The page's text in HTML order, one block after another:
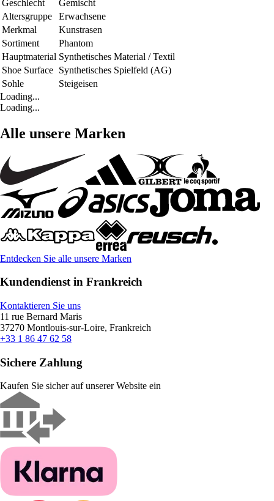
Geschlecht
Gemischt
Altersgruppe
Erwachsene
Merkmal
Kunstrasen
Sortiment
Phantom
Hauptmaterial Synthetisches Material / Textil
Shoe Surface Synthetisches Spielfeld (AG)
Sohle
Steigeisen
Loading...
Loading...
Alle unsere Marken
Entdecken Sie alle unsere Marken
Kundendienst in Frankreich
Kontaktieren Sie uns
11 rue Bernard Maris
37270 Montlouis-sur-Loire, Frankreich
+33 1 86 47 62 58
Sichere Zahlung
Kaufen Sie sicher auf unserer Website ein